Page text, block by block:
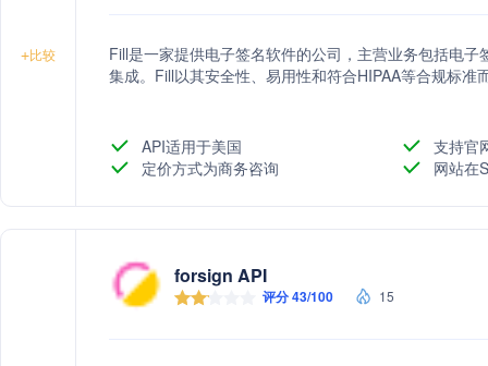
+比较
Fill是一家提供电子签名软件的公司，主营业务包括电
集成。Fill以其安全性、易用性和符合HIPAA等合规标准
API适用于美国
支持官
定价方式为商务咨询
网站在
forsign API
评分 43/100 15